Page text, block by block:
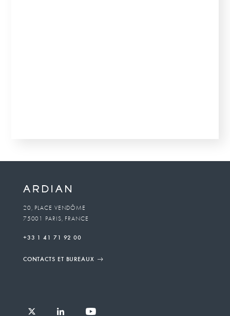
20, PLACE VENDÔME
75001 PARIS, FRANCE
+33 1 41 71 92 00
CONTACTS ET BUREAUX